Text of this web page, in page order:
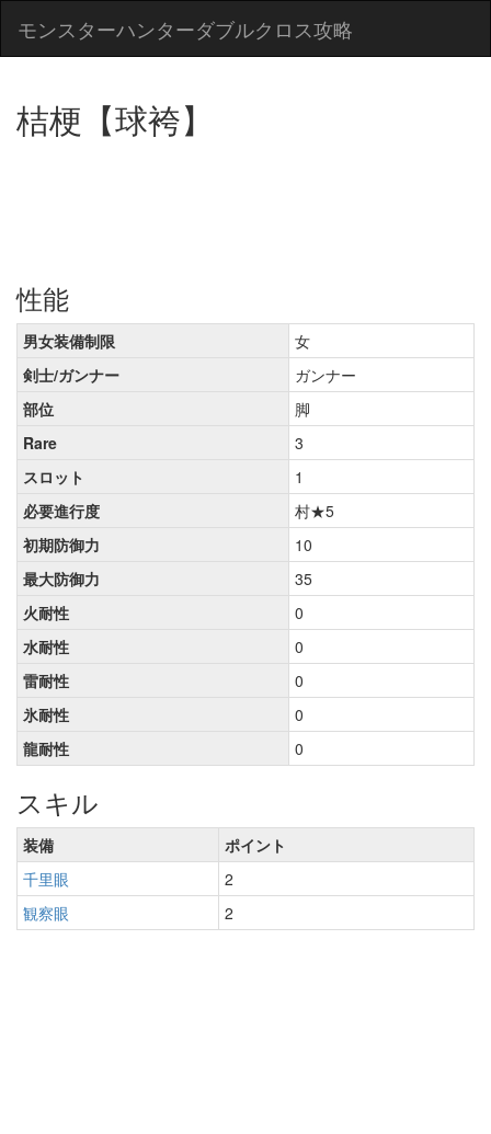
モンスターハンターダブルクロス攻略
桔梗【球袴】
性能
男女装備制限
女
剣士/ガンナー
ガンナー
部位
脚
Rare
3
スロット
1
必要進行度
村★5
初期防御力
10
最大防御力
35
火耐性
0
水耐性
0
雷耐性
0
氷耐性
0
龍耐性
0
スキル
装備
ポイント
千里眼
2
観察眼
2